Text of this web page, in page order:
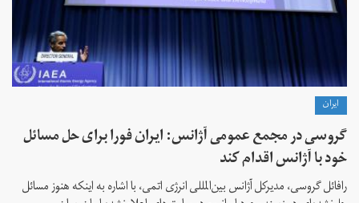
ايران
گروسی در مجمع عمومی آژانس: ایران فورا برای حل مسائل
خود با آژانس اقدام کند
رافائل گروسی، مدیرکل آژانس بین‌المللی انرژی اتمی، با اشاره به اینکه هنوز مسائل